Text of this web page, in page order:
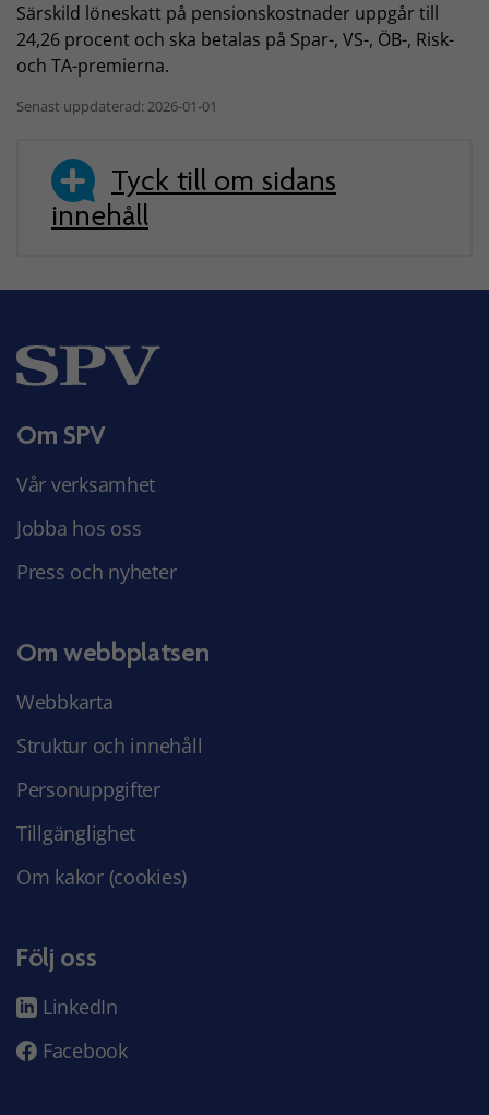
Särskild löneskatt på pensionskostnader uppgår till
24,26 procent och ska betalas på Spar-, VS-, ÖB-, Risk-
och TA-premierna.
Senast uppdaterad: 2026-01-01
Tyck till om sidans
innehåll
Om SPV
Vår verksamhet
Jobba hos oss
Press och nyheter
Om webbplatsen
Webbkarta
Struktur och innehåll
Personuppgifter
Tillgänglighet
Om kakor (cookies)
Följ oss
LinkedIn
Facebook